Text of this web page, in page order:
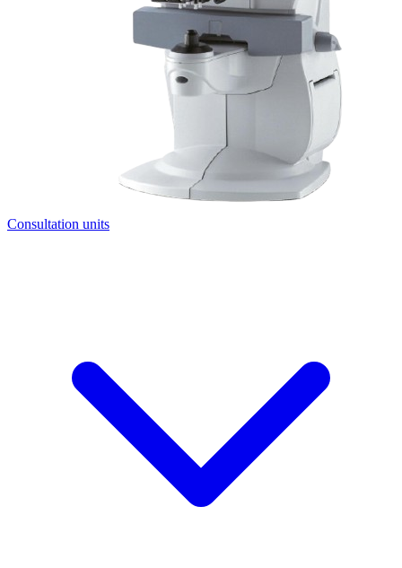
Consultation units